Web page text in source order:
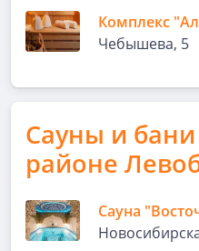
Комплекс
Чебышева, 5
Сауны и
районе
Сауна